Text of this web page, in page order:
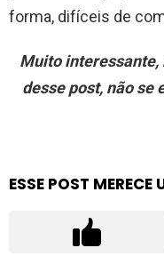
forma, difíceis de
Muito interessante,
desse post, não se
ESSE POST